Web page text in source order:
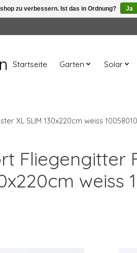
Startseite Garten Solar
XL SLIM 130x220cm weiss
Fliegengitter
weiss
zu verbessern. Ist das in Ordnung? Ja